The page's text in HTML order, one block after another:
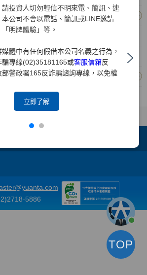
投資人切勿輕信不明來電、簡訊、連
公司不會以電話、簡訊或LINE邀請
「明牌體驗」等。
體中有任何假借本公司名義之行為，
騙專線(02)35181165或客服信箱反
部警政署165反詐騙諮詢專線，以免權
立即了解
5886
TOP